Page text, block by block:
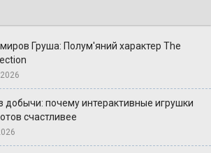
Груша: Полум'яний характер The
добычи: почему интерактивные игрушки
счастливее